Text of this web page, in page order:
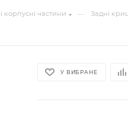
корпусні частини — Задні
У ВИБРАНЕ